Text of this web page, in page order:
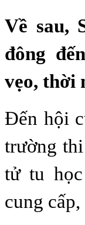
Về sau,
đông
vẹo, thời
Đến hội
trường
tử tu
cung